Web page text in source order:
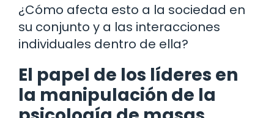
¿Cómo afecta esto a la sociedad en
su conjunto y a las interacciones
individuales dentro de ella?
El papel de los líderes en
la manipulación de la